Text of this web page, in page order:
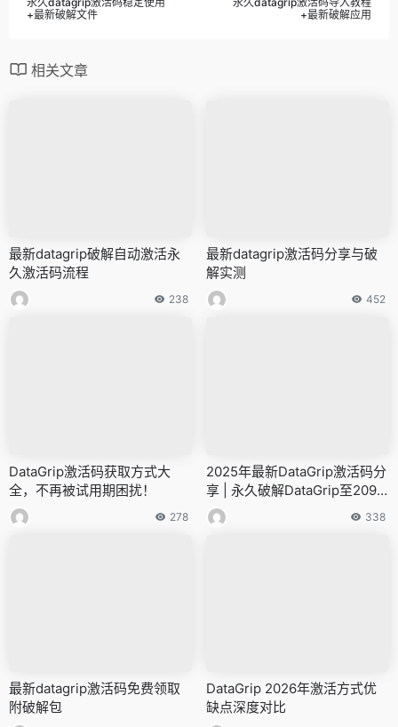
+最新破解文件
+最新破解应用
相关文章
最新datagrip破解自动激活永
久激活码流程
238
最新datagrip激活码分享与破
解实测
452
DataGrip激活码获取方式大
全，不再被试用期困扰！
278
2025年最新DataGrip激活码分
享 | 永久破解DataGrip至2099
年完整教程
338
最新datagrip激活码免费领取
附破解包
DataGrip 2026年激活方式优
缺点深度对比